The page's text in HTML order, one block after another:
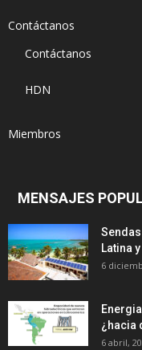
Contáctanos
Contáctanos
HDN
Miembros
MENSAJES
Latina
6
¿hacia
6 abril,